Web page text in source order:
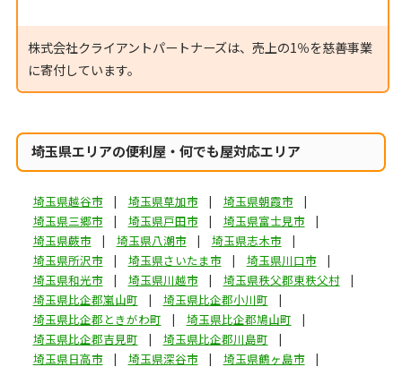
株式会社クライアントパートナーズは、売上の1％を慈善事業
に寄付しています。
埼玉県エリアの便利屋・何でも屋対応エリア
埼玉県越谷市 埼玉県草加市
埼玉県朝霞市
埼玉県三郷市
埼玉県戸田市
埼玉県富士見市
埼玉県蕨市
埼玉県八潮市
埼玉県志木市
埼玉県所沢市
埼玉県さいたま市
埼玉県川口市
埼玉県和光市
埼玉県川越市
埼玉県秩父郡東秩父村
埼玉県比企郡嵐山町
埼玉県比企郡小川町
埼玉県比企郡ときがわ町
埼玉県比企郡鳩山町
埼玉県比企郡吉見町
埼玉県比企郡川島町
埼玉県日高市
埼玉県深谷市
埼玉県鶴ヶ島市